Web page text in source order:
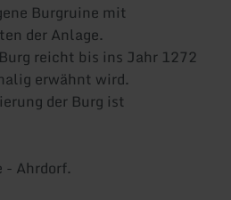
Burgruine mit
der Anlage.
reicht bis ins Jahr 1272
erwähnt wird.
der Burg ist
Ahrdorf.